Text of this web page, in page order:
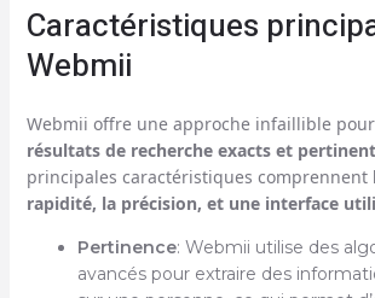
Caractéristiques
Webmii
Webmii offre une approche infaillible
résultats de recherche exacts et
principales caractéristiques comprennent
rapidité, la précision, et une interface
Pertinence: Webmii utilise des
avancés pour extraire des